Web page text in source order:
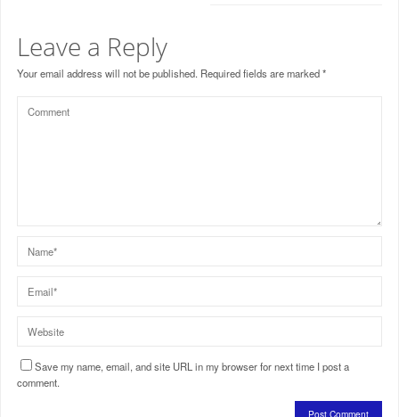
Leave a Reply
Your email address will not be published. Required fields are marked*
Save my name, email, and site URL in my browser for next time I post a
comment.